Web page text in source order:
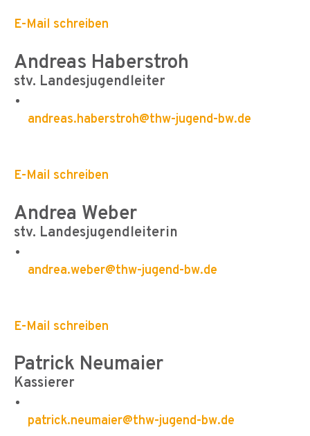
E-Mail schreiben
Andreas Haberstroh
stv. Landesjugendleiter
andreas.haberstroh@thw-jugend-bw.de
E-Mail schreiben
Andrea Weber
stv. Landesjugendleiterin
andrea.weber@thw-jugend-bw.de
E-Mail schreiben
Patrick Neumaier
Kassierer
patrick.neumaier@thw-jugend-bw.de